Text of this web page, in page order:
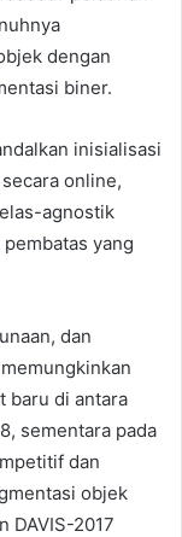
dengan
biner.
inisialisasi
online,
agnostik
yang
dan
baru di antara
sementara pada
dan
objek
DAVIS-2017